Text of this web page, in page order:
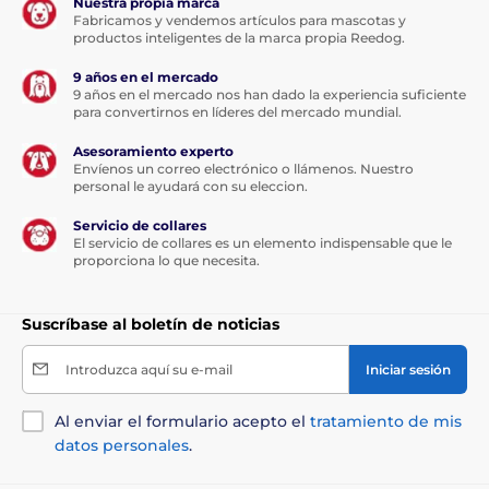
Esta cinta multiposición será su
amor...
Gracias a su función multiposición,
en cualquier dirección, pero ni siquiera un
movimiento brusco le quitará el control de la cinta.
Pasee sin preocupaciones y disfrute de una sensación
natural a tus movimientos. No sólo usted se sentirá
bien, sino que su compañero de cuatro patas también
La correa no sólo es una opción más cómoda para
pasear, sino que además está fabricada con un
material de gran resistencia a la tracción. El tejido se
caracteriza por su excelente capacidad para soportar
Fabricamos y vendemos artículos para mascotas y
productos inteligentes de la marca propia Reedog.
9 años en el mercado
9 años en el mercado nos han dado la experiencia suficiente
para convertirnos en líderes del mercado mundial.
Asesoramiento experto
Envíenos un correo electrónico o llámenos. Nuestro
personal le ayudará con su eleccion.
Servicio de collares
El servicio de collares es un elemento indispensable que le
proporciona lo que necesita.
Suscríbase al boletín de noticias
Introduzca aquí su e-mail Iniciar sesión
Al enviar el formulario acepto el tratamiento de mis
datos personales.